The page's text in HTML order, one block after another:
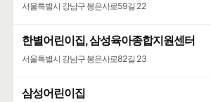
서울특별시 강남구 봉은사로59길 22
한별어린이집, 삼성육아종합지원센터
서울특별시 강남구 봉은사로82길 23
삼성어린이집